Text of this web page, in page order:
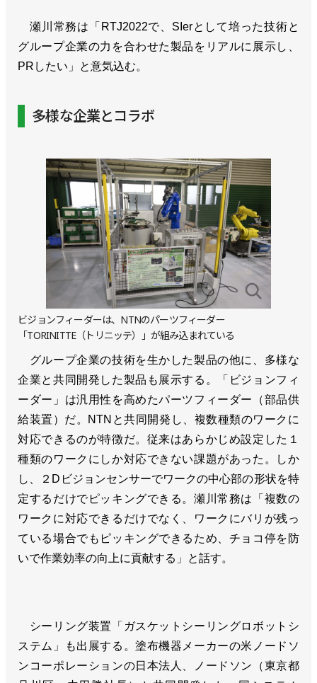
瀬川常務は「RTJ2022で、SIerとして培った技術と
グループ企業の力を合わせた製品をリアルに展示し、
PRしたい」と意気込む。
多様な企業とコラボ
ビジョンフィーダーは、NTNのパーツフィーダー
「TORINITTE（トリニッテ）」が組み込まれている
グループ企業の技術を生かした製品の他に、多様な
企業と共同開発した製品も展示する。「ビジョンフィ
ーダー」は汎用性を高めたパーツフィーダー（部品供
給装置）だ。NTNと共同開発し、複数種類のワークに
対応できるのが特徴だ。従来はあらかじめ設定した１
種類のワークにしか対応できない課題があった。しか
し、２Dビジョンセンサーでワークの中心部の形状を特
定するだけでピッキングできる。瀬川常務は「複数の
ワークに対応できるだけでなく、ワークにバリが残っ
ている場合でもピッキングできるため、チョコ停を防
いで作業効率の向上に貢献する」と話す。
シーリング装置「ガスケットシーリングロボットシ
ステム」も出展する。塗布機器メーカーの米ノードソ
ンコーポレーションの日本法人、ノードソン（東京都